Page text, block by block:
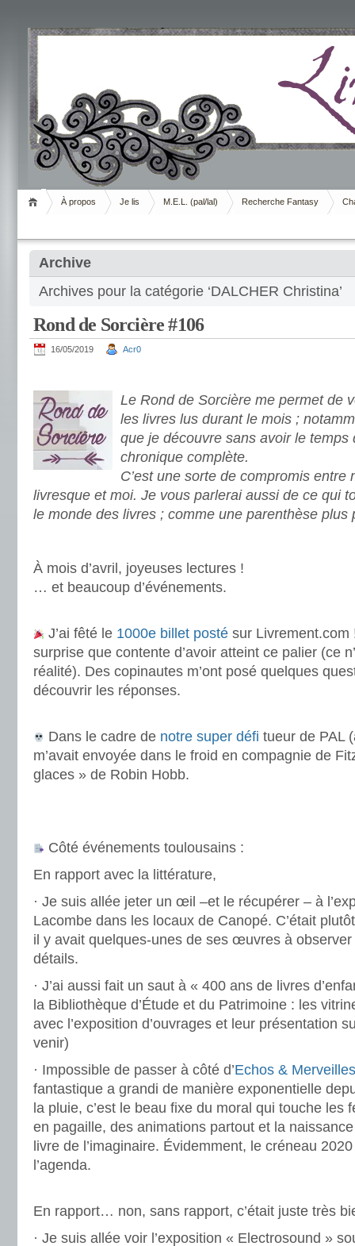
Livrement
À propos Je lis M.E.L. (pal/lal) Recherche Fantasy
Archive
Archives pour la catégorie ‘DALCHER Christina’
Rond de Sorcière #106
16/05/2019 Acr0
Le Rond de Sorcière me permet de
les livres lus durant le mois ;
que je découvre sans avoir le temps
chronique complète.
C’est une sorte de compromis entre
livresque et moi. Je vous parlerai aussi de ce qui
le monde des livres ; comme une parenthèse plus
À mois d’avril, joyeuses lectures !
… et beaucoup d’événements.
J’ai fêté le 1000e billet postésur Livrement.com
surprise que contente d’avoir atteint ce palier (ce
réalité). Des copinautes m’ont posé quelques
découvrir les réponses.
Dans le cadre de notre super défi tueur de PAL
m’avait envoyée dans le froid en compagnie de
glaces » de Robin Hobb.
Côté événements toulousains :
En rapport avec la littérature,
· Je suis allée jeter un œil –et le récupérer – à
Lacombe dans les locaux de Canopé. C’était
il y avait quelques-unes de ses œuvres à
détails.
· J’ai aussi fait un saut à « 400 ans de livres
la Bibliothèque d’Étude et du Patrimoine : les
avec l’exposition d’ouvrages et leur présentation
venir)
· Impossible de passer à côté d’Echos & Merveilles
fantastique a grandi de manière exponentielle
la pluie, c’est le beau fixe du moral qui touche les
en pagaille, des animations partout et la
livre de l’imaginaire. Évidemment, le créneau
l’agenda.
En rapport… non, sans rapport, c’était juste très
· Je suis allée voir l’exposition « Electrosound »